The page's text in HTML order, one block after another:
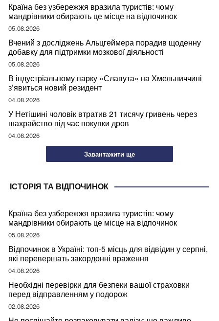
Країна без узбережжя вразила туристів: чому
мандрівники обирають це місце на відпочинок
05.08.2026
Вчений з досліджень Альцгеймера порадив щоденну
добавку для підтримки мозкової діяльності
05.08.2026
В індустріальному парку «Славута» на Хмельниччині
з’явиться новий резидент
04.08.2026
У Нетішині чоловік втратив 21 тисячу гривень через
шахрайство під час покупки дров
04.08.2026
Завантажити ще
ІСТОРІЯ ТА ВІДПОЧИНОК
Країна без узбережжя вразила туристів: чому
мандрівники обирають це місце на відпочинок
05.08.2026
Відпочинок в Україні: топ-5 місць для відвідин у серпні,
які перевершать закордонні враження
04.08.2026
Необхідні перевірки для безпеки вашої страховки
перед відправленням у подорож
02.08.2026